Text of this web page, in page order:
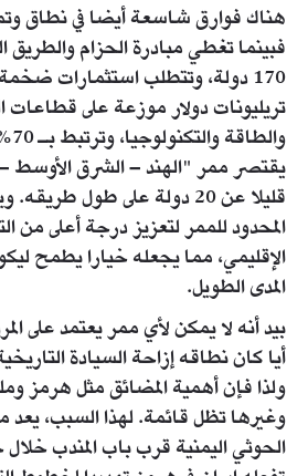
هناك فوارق شاسعة أيضا في نطاق
فبينما تغطي مبادرة الحزام والطريق
تريليونات دولار موزعة على قطاعات
يقتصر ممر "الهند – الشرق الأوسط –
قليلا عن 20 دولة على طول
المحدود للممر لتعزيز درجة أعلى من
الإقليمي، مما يجعله خيارا يطمح
المدى الطويل.
بيد أنه لا يمكن لأي ممر يعتمد على
أيا كان نطاقه إزاحة السيادة
ولذا فإن أهمية المضائق مثل هرمز
وغيرها تظل قائمة. لهذا السبب،
الحوثي اليمنية قرب باب المندب